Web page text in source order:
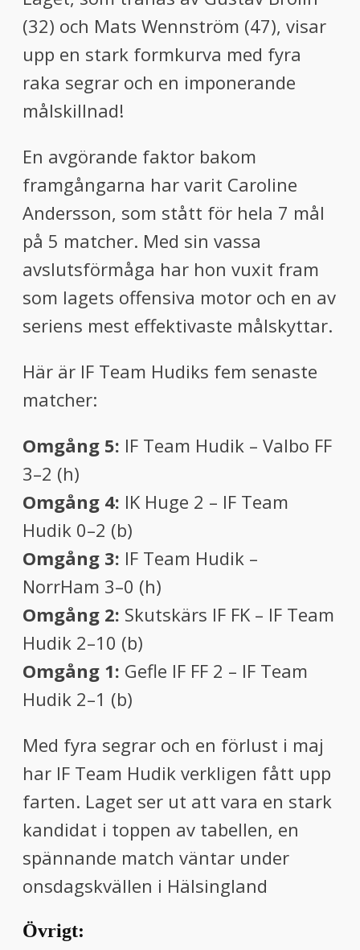
(32) och Mats Wennström (47), visar
upp en stark formkurva med fyra
raka segrar och en imponerande
målskillnad!
En avgörande faktor bakom
framgångarna har varit Caroline
Andersson, som stått för hela 7 mål
på 5 matcher. Med sin vassa
avslutsförmåga har hon vuxit fram
som lagets offensiva motor och en av
seriens mest effektivaste målskyttar.
Här är IF Team Hudiks fem senaste
matcher:
Omgång 5: IF Team Hudik – Valbo FF
3–2 (h)
Omgång 4: IK Huge 2 – IF Team
Hudik 0–2 (b)
Omgång 3: IF Team Hudik –
NorrHam 3–0 (h)
Omgång 2: Skutskärs IF FK – IF Team
Hudik 2–10 (b)
Omgång 1: Gefle IF FF 2 – IF Team
Hudik 2–1 (b)
Med fyra segrar och en förlust i maj
har IF Team Hudik verkligen fått upp
farten. Laget ser ut att vara en stark
kandidat i toppen av tabellen, en
spännande match väntar under
onsdagskvällen i Hälsingland
Övrigt: